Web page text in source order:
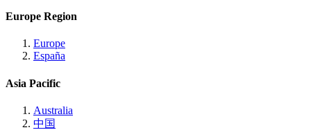
Europe Region
Europe
España
Asia Pacific
Australia
中国